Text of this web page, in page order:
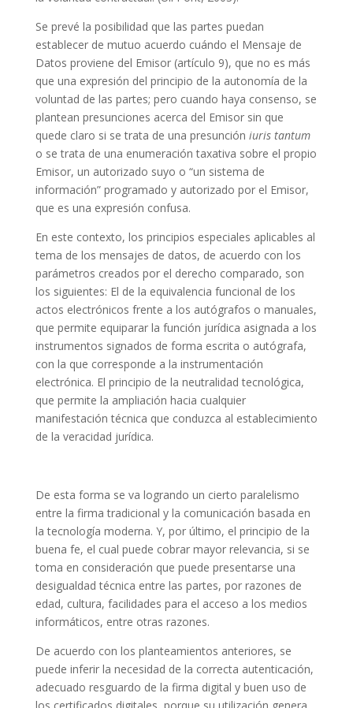
Se prevé la posibilidad que las partes puedan
establecer de mutuo acuerdo cuándo el Mensaje de
Datos proviene del Emisor (artículo 9), que no es más
que una expresión del principio de la autonomía de la
voluntad de las partes; pero cuando haya consenso, se
plantean presunciones acerca del Emisor sin que
quede claro si se trata de una presunción iuris tantum
o se trata de una enumeración taxativa sobre el propio
Emisor, un autorizado suyo o “un sistema de
información” programado y autorizado por el Emisor,
que es una expresión confusa.
En este contexto, los principios especiales aplicables al
tema de los mensajes de datos, de acuerdo con los
parámetros creados por el derecho comparado, son
los siguientes: El de la equivalencia funcional de los
actos electrónicos frente a los autógrafos o manuales,
que permite equiparar la función jurídica asignada a los
instrumentos signados de forma escrita o autógrafa,
con la que corresponde a la instrumentación
electrónica. El principio de la neutralidad tecnológica,
que permite la ampliación hacia cualquier
manifestación técnica que conduzca al establecimiento
de la veracidad jurídica.
De esta forma se va logrando un cierto paralelismo
entre la firma tradicional y la comunicación basada en
la tecnología moderna. Y, por último, el principio de la
buena fe, el cual puede cobrar mayor relevancia, si se
toma en consideración que puede presentarse una
desigualdad técnica entre las partes, por razones de
edad, cultura, facilidades para el acceso a los medios
informáticos, entre otras razones.
De acuerdo con los planteamientos anteriores, se
puede inferir la necesidad de la correcta autenticación,
adecuado resguardo de la firma digital y buen uso de